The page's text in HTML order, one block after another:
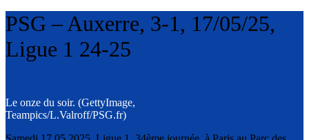
PSG – Auxerre, 3-1, 17/05/25,
Ligue 1 24-25
Le onze du soir. (GettyImage,
Teampics/L.Valroff/PSG.fr)